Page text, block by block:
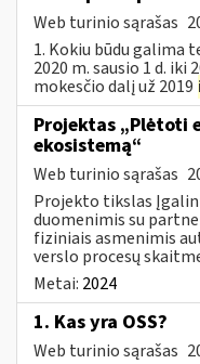
Web turinio sąrašas
1. Kokiu būdu galima
2020 m. sausio 1 d. iki
mokesčio dalį už 2019
Projektas „Plėtoti
ekosistemą“
Web turinio sąrašas
Projekto tikslas
duomenimis su
fiziniais asmenimis
verslo procesų
Metai: 2024
1. Kas yra OSS?
Web turinio sąrašas